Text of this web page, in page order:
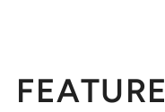
FEATURE